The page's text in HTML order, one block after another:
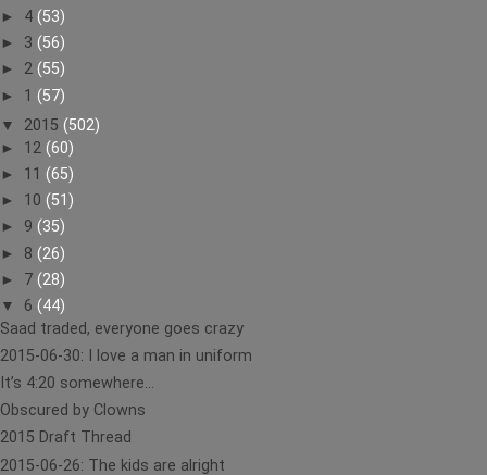
► 4 (53)
► 3 (56)
► 2 (55)
► 1 (57)
▼ 2015 (502)
► 12 (60)
► 11 (65)
► 10 (51)
► 9 (35)
► 8 (26)
► 7 (28)
▼ 6 (44)
Saad traded, everyone goes crazy
2015-06-30: I love a man in uniform
It’s 4:20 somewhere...
Obscured by Clowns
2015 Draft Thread
2015-06-26: The kids are alright